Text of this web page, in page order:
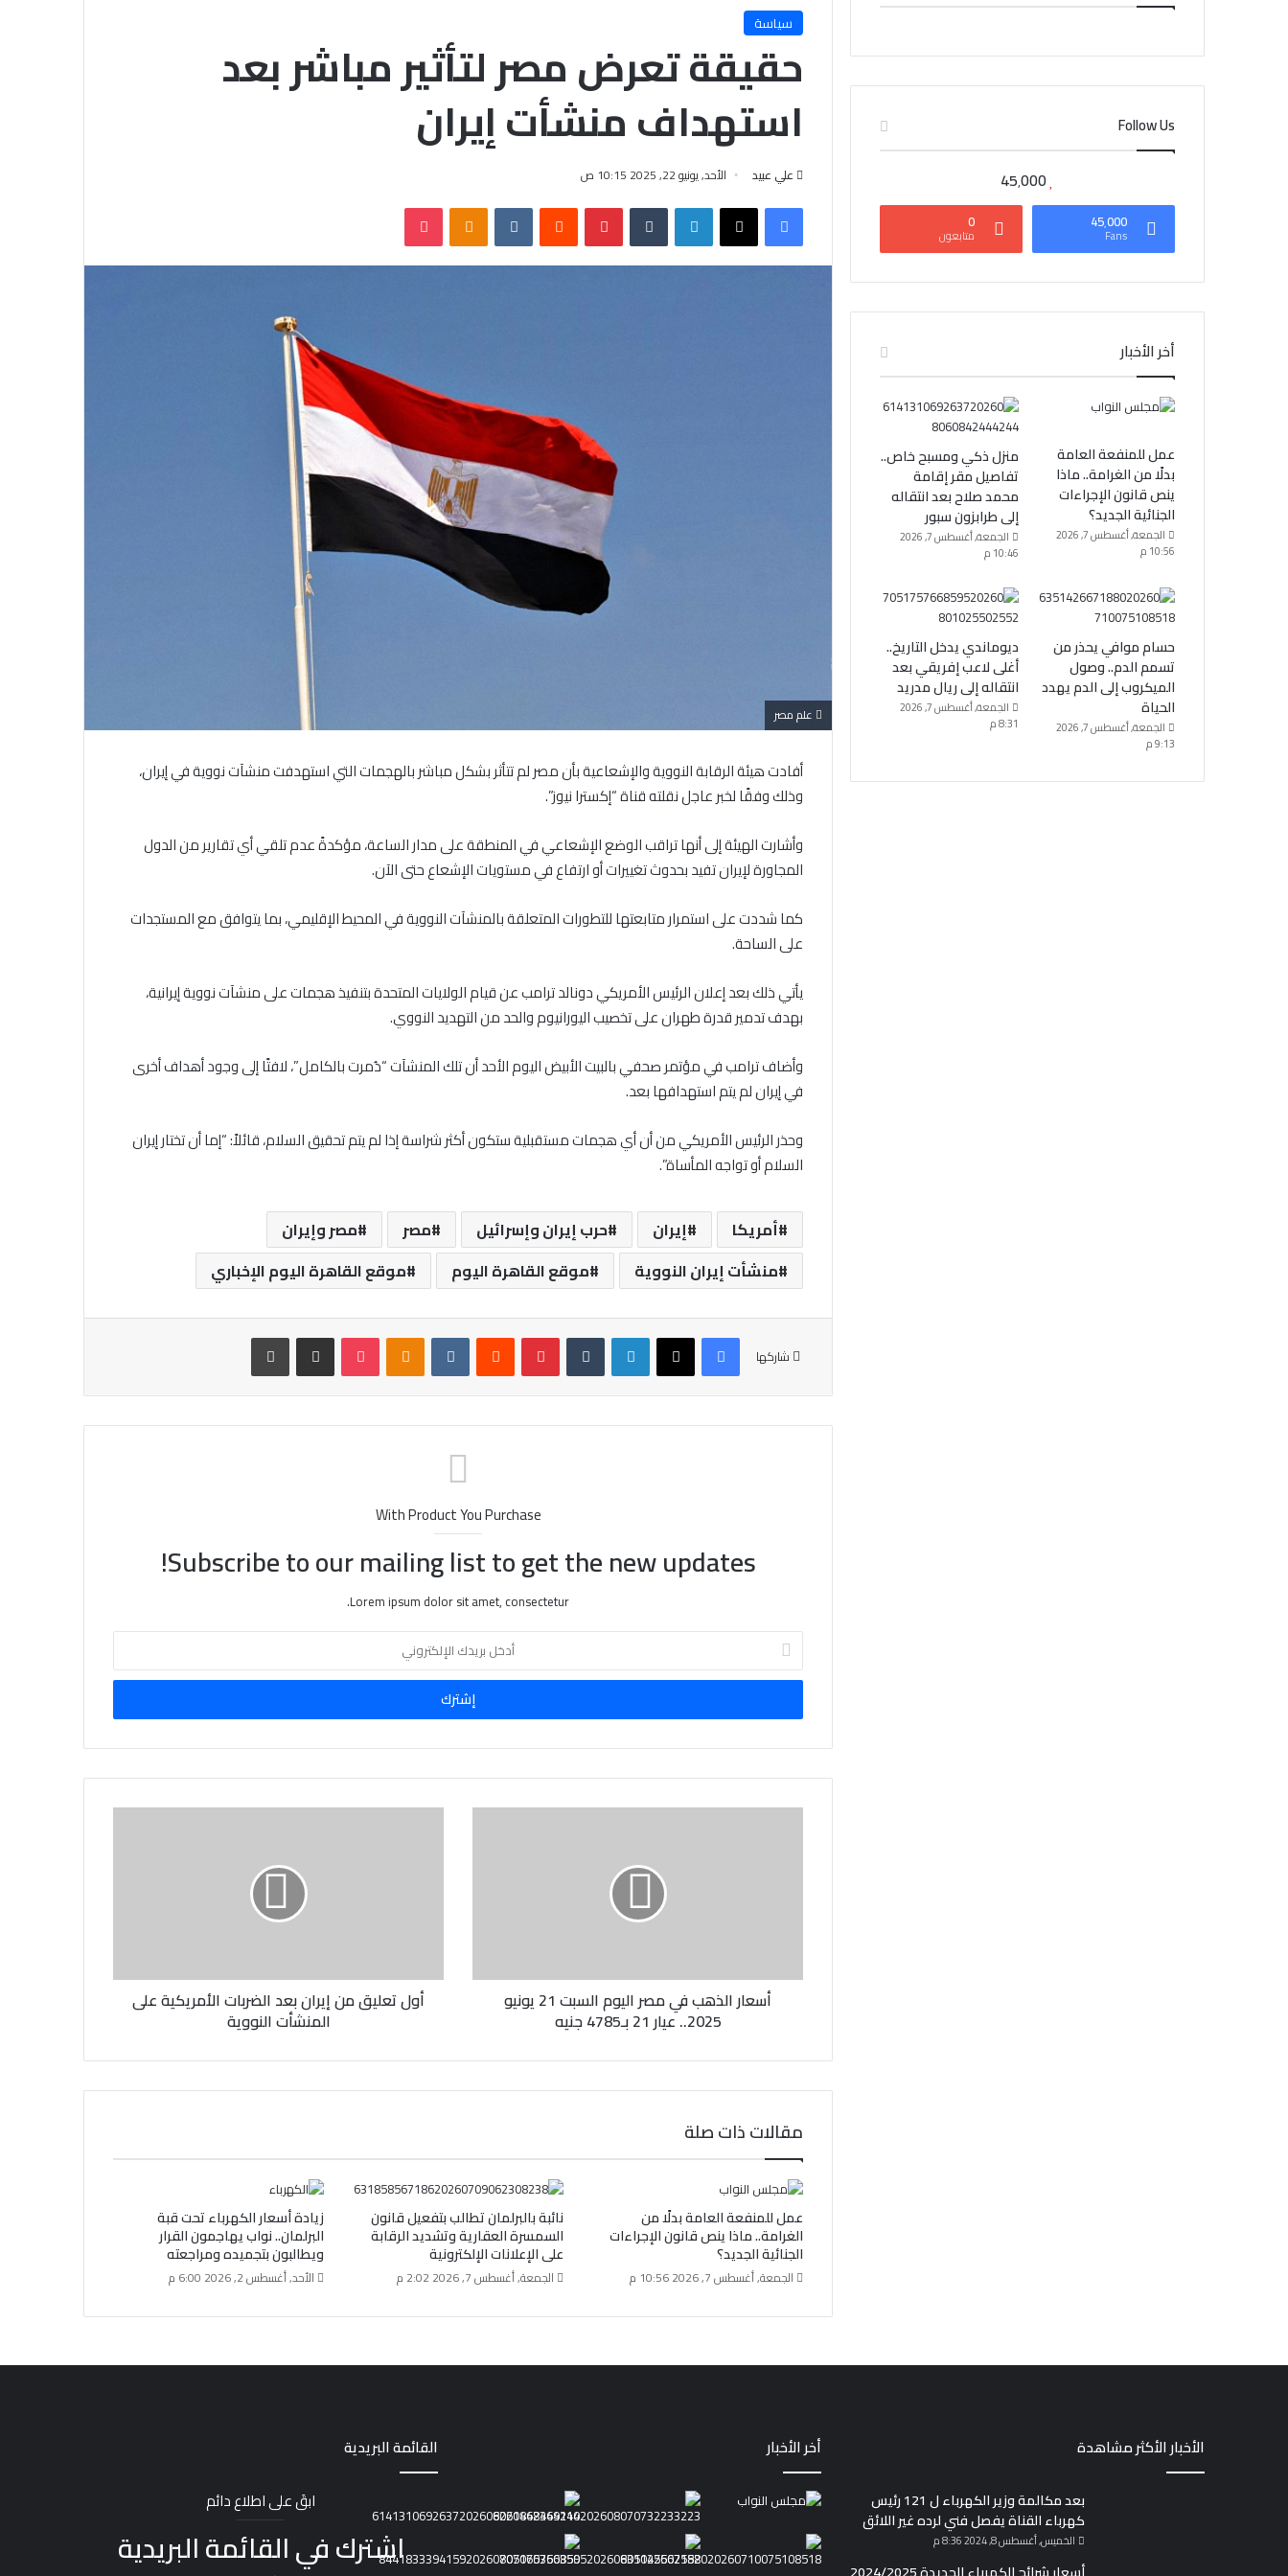
سياسة
حقيقة تعرض مصر لتأثير مباشر بعد
استهداف منشأت إيران
علي عبيد الأحد, يونيو 22, 2025 10:15 ص
فيسبوك لينكدإن بينتيريست
علم مصر
أفادت هيئة الرقابة النووية والإشعاعية بأن مصر لم تتأثر بشكل مباشر بالهجمات التي استهدفت منشآت نووية في إيران،
وذلك وفقًا لخبر عاجل نقلته قناة “إكسترا نيوز”.
وأشارت الهيئة إلى أنها تراقب الوضع الإشعاعي في المنطقة على مدار الساعة، مؤكدةً عدم تلقي أي تقارير من الدول
المجاورة لإيران تفيد بحدوث تغييرات أو ارتفاع في مستويات الإشعاع حتى الآن.
كما شددت على استمرار متابعتها للتطورات المتعلقة بالمنشآت النووية في المحيط الإقليمي، بما يتوافق مع المستجدات
على الساحة.
يأتي ذلك بعد إعلان الرئيس الأمريكي دونالد ترامب عن قيام الولايات المتحدة بتنفيذ هجمات على منشآت نووية إيرانية،
بهدف تدمير قدرة طهران على تخصيب اليورانيوم والحد من التهديد النووي.
وأضاف ترامب في مؤتمر صحفي بالبيت الأبيض اليوم الأحد أن تلك المنشآت “دُمرت بالكامل”، لافتًا إلى وجود أهداف أخرى
في إيران لم يتم استهدافها بعد.
وحذر الرئيس الأمريكي من أن أي هجمات مستقبلية ستكون أكثر شراسة إذا لم يتم تحقيق السلام، قائلاً: “إما أن تختار إيران
السلام أو تواجه المأساة”.
أمريكا إيران حرب إيران وإسرائيل مصر
مصر وإيران
منشأت إيران النووية
موقع القاهرة اليوم موقع القاهرة اليوم الإخباري
شاركها
فيسبوك لينكدإن بينتيريست بوكيت
With Product You Purchase
Subscribe to our mailing list to get the new updates!
Lorem ipsum dolor sit amet, consectetur.
خ
ب
د
ن
أسعار الذهب في مصر اليوم السبت 21 يونيو
2025.. عيار 21 بـ4785 جنيه
أول تعليق من إيران بعد الضربات الأمريكية على
المنشأت النووية
مقالات ذات صلة
عمل للمنفعة العامة بدلًا من
الغرامة.. ماذا ينص قانون الإجراءات
الجنائية الجديد؟
الجمعة, أغسطس 7, 2026 10:56 م
نائبة بالبرلمان تطالب بتفعيل قانون
السمسرة العقارية وتشديد الرقابة
على الإعلانات الإلكترونية
الجمعة, أغسطس 7, 2026 2:02 م
زيادة أسعار الكهرباء تحت قبة
البرلمان.. نواب يهاجمون القرار
ويطالبون بتجميده ومراجعته
الأحد, أغسطس 2, 2026 6:00 م
Follow Us
45٬000
45٬000
Fans
0
متابعون
أخر الأخبار
عمل للمنفعة العامة
بدلًا من الغرامة.. ماذا
ينص قانون الإجراءات
الجنائية الجديد؟
الجمعة, أغسطس 7, 2026
10:56 م
منزل ذكي ومسبح خاص..
تفاصيل مقر إقامة
محمد صلاح بعد انتقاله
إلى طرابزون سبور
الجمعة, أغسطس 7, 2026
10:46 م
حسام موافي يحذر من
تسمم الدم.. وصول
الميكروب إلى الدم يهدد
الحياة
الجمعة, أغسطس 7, 2026
9:13 م
ديوماندي يدخل التاريخ..
أغلى لاعب إفريقي بعد
انتقاله إلى ريال مدريد
الجمعة, أغسطس 7, 2026
8:31 م
الأخبار الأكثر مشاهدة
بعد مكالمة وزير الكهرباء ل 121 رئيس
كهرباء القناة يفصل فني لرده غير اللائق
الخميس, أغسطس 8, 2024 8:36 م
أخر الأخبار
القائمة البريدية
ابقَ على اطلاع دائم
اشترك في القائمة البريدية